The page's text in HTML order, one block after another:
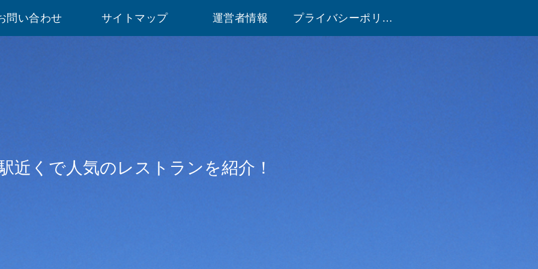
近くで人気のレストランを紹介！
問い合わせ サイトマップ 運営者情報 プライバシーポリシー